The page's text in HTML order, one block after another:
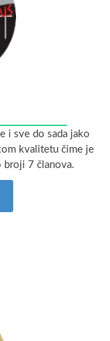
i sve do sada jako
kvalitetu čime je
broji 7 članova.